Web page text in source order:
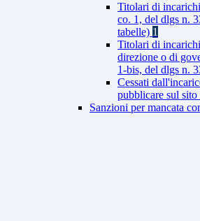
Titolari di
co. 1, del dlgs n.
tabelle) 1
Titolari di
direzione o di
1-bis, del dlgs n.
Cessati
pubblicare sul
Sanzioni per mancata